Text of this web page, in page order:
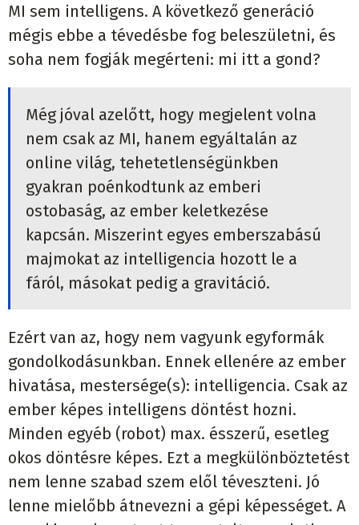
MI sem intelligens. A következő generáció
mégis ebbe a tévedésbe fog beleszületni, és
soha nem fogják megérteni: mi itt a gond?
Még jóval azelőtt, hogy megjelent volna
nem csak az MI, hanem egyáltalán az
online világ, tehetetlenségünkben
gyakran poénkodtunk az emberi
ostobaság, az ember keletkezése
kapcsán. Miszerint egyes emberszabású
majmokat az intelligencia hozott le a
fáról, másokat pedig a gravitáció.
Ezért van az, hogy nem vagyunk egyformák
gondolkodásunkban. Ennek ellenére az ember
hivatása, mestersége(s): intelligencia. Csak az
ember képes intelligens döntést hozni.
Minden egyéb (robot) max. ésszerű, esetleg
okos döntésre képes. Ezt a megkülönböztetést
nem lenne szabad szem elől téveszteni. Jó
lenne mielőbb átnevezni a gépi képességet. A